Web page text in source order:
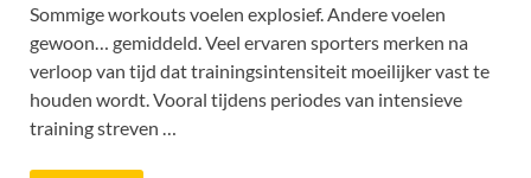
Sommige workouts voelen explosief. Andere voelen
gewoon… gemiddeld. Veel ervaren sporters merken na
verloop van tijd dat trainingsintensiteit moeilijker vast te
houden wordt. Vooral tijdens periodes van intensieve
training streven …